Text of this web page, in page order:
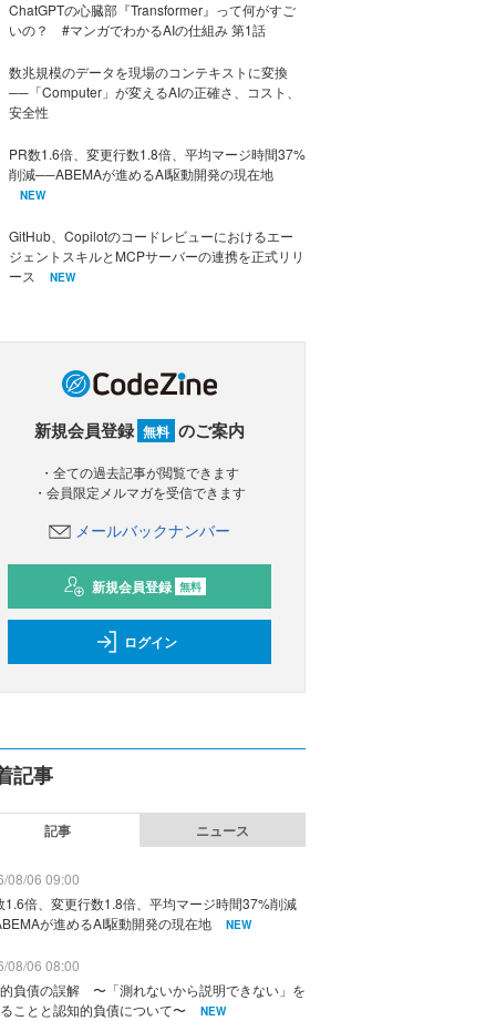
ChatGPTの心臓部『Transformer』って何がすご
いの？ #マンガでわかるAIの仕組み 第1話
数兆規模のデータを現場のコンテキストに変換
──「Computer」が変えるAIの正確さ、コスト、
安全性
PR数1.6倍、変更行数1.8倍、平均マージ時間37%
削減──ABEMAが進めるAI駆動開発の現在地
NEW
GitHub、Copilotのコードレビューにおけるエー
ジェントスキルとMCPサーバーの連携を正式リリ
ース
NEW
新規会員登録 無料 のご案内
・全ての過去記事が閲覧できます
・会員限定メルマガを受信できます
メールバックナンバー
新規会員登録 無料
ログイン
記事
記事 ニュース
08/06 09:00
1.6倍、変更行数1.8倍、平均マージ時間37%削減
が進めるAI駆動開発の現在地
NEW
08/06 08:00
負債の誤解 〜「測れないから説明できない」を
ことと認知的負債について〜
NEW